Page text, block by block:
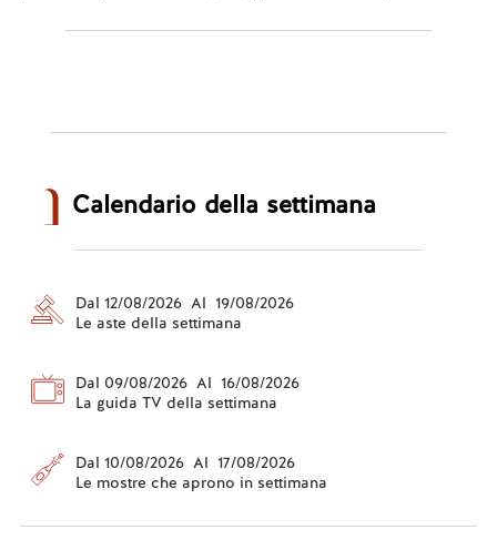
Calendario della settimana
Dal 12/08/2026 Al 19/08/2026
Le aste della settimana
Dal 09/08/2026 Al 16/08/2026
La guida TV della settimana
Dal 10/08/2026 Al 17/08/2026
Le mostre che aprono in settimana